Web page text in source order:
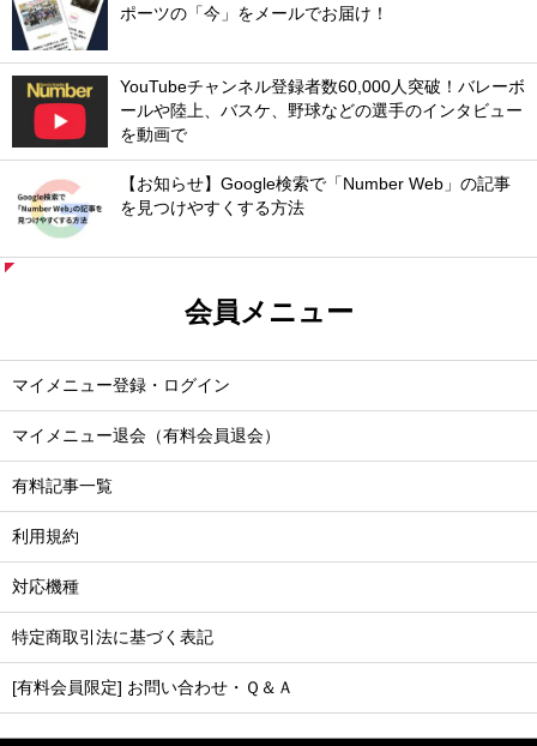
ポーツの「今」をメールでお届け！
YouTubeチャンネル登録者数60,000人突破！バレーボ
ールや陸上、バスケ、野球などの選手のインタビュー
を動画で
【お知らせ】Google検索で「Number Web」の記事
を見つけやすくする方法
会員メニュー
マイメニュー登録・ログイン
マイメニュー退会（有料会員退会）
有料記事一覧
利用規約
対応機種
特定商取引法に基づく表記
[有料会員限定] お問い合わせ・Ｑ＆Ａ